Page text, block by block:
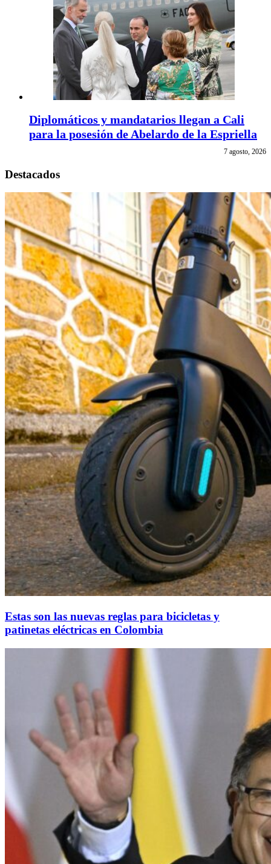
Diplomáticos y mandatarios llegan a Cali
para la posesión de Abelardo de la Espriella
7 agosto, 2026
Destacados
Estas son las nuevas reglas para bicicletas y
patinetas eléctricas en Colombia